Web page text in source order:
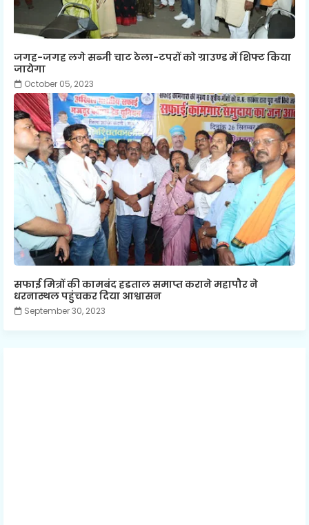
जगह-जगह लगे सब्जी चाट ठेला-टपरों को ग्राउण्ड में शिफ्ट किया
जायेगा
October 05, 2023
सफाई मित्रों की कामबंद हडताल समाप्त कराने महापौर ने
धरनास्थल पहुंचकर दिया आश्वासन
September 30, 2023